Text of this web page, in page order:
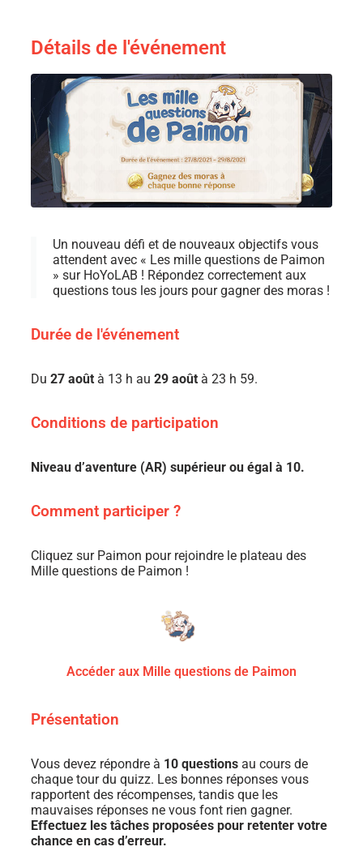
Détails de l'événement
Un nouveau défi et de nouveaux objectifs vous
attendent avec « Les mille questions de Paimon
» sur HoYoLAB ! Répondez correctement aux
questions tous les jours pour gagner des moras !
Durée de l'événement
Du 27 août à 13 h au 29 août à 23 h 59.
Conditions de participation
Niveau d’aventure (AR) supérieur ou égal à 10.
Comment participer ?
Cliquez sur Paimon pour rejoindre le plateau des
Mille questions de Paimon !
Accéder aux Mille questions de Paimon
Présentation
Vous devez répondre à 10 questions au cours de
chaque tour du quizz. Les bonnes réponses vous
rapportent des récompenses, tandis que les
mauvaises réponses ne vous font rien gagner.
Effectuez les tâches proposées pour retenter votre
chance en cas d’erreur.